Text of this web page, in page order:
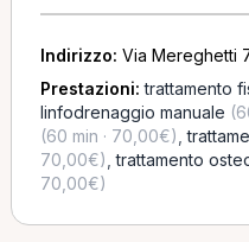
Indirizzo: Via Mereghetti
Prestazioni:trattamento
linfodrenaggio manuale
(60 min · 70,00€) ,
70,00€) ,trattamento
70,00€)